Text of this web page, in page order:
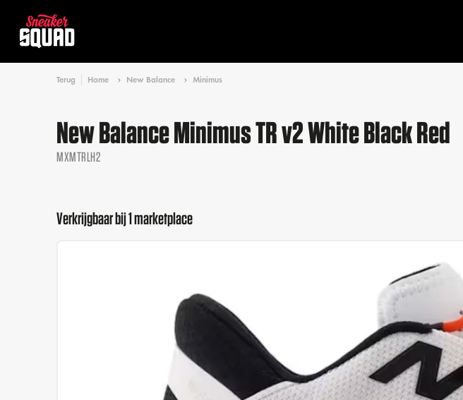
Terug Home New Balance Minimus
New Balance Minimus TR v2 White Black Red
MXMTRLH2
Verkrijgbaar bij 1 marketplace